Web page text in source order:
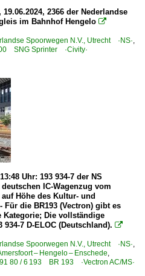
4654
Stream MS· 6101ff
VIRM-2
441-483, 801-965
2366 der Nederlandse
im Bahnhof Hengelo 
Spoorwegen N.V., Utrecht ·NS·,
SNG Sprinter ·Civity·
Uhr: 193 934-7 der NS
IC-Wagenzug vom
Höhe des Kultur- und
Für die BR193 (Vectron) gibt es
Kategorie; Die vollständige
7 D-ELOC (Deutschland). 
Spoorwegen N.V., Utrecht ·NS·,
– Hengelo – Enschede,
80 / 6 193 BR 193 ·Vectron AC/MS·